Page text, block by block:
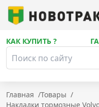
КАК КУПИТЬ ?
Главная /Товары /
Накладки тормозные